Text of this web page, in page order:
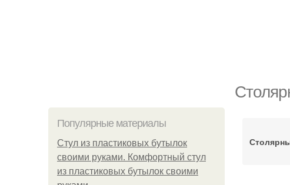
Популярные материалы
Стул из пластиковых бутылок
своими руками. Комфортный стул
из пластиковых бутылок своими